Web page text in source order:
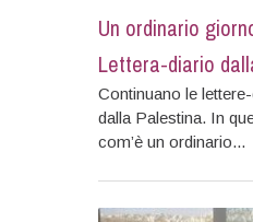
Un ordinario
Lettera-diario
Continuano le
dalla Palestina. In
com’è un ordinario...